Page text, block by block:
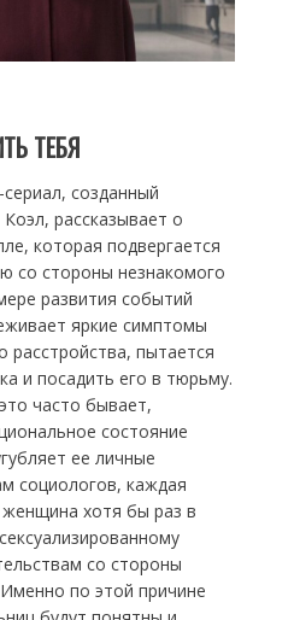
ТЕБЯ
созданный
рассказывает о
которая подвергается
со стороны незнакомого
развития событий
яркие симптомы
расстройства, пытается
и посадить его в тюрьму.
часто бывает,
состояние
ее личные
социологов, каждая
хотя бы раз в
со стороны
по этой причине